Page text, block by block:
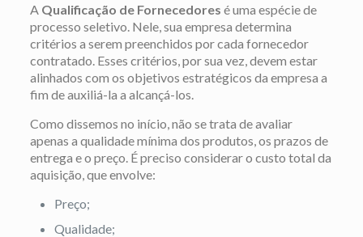
A Qualificação de Fornecedores é uma espécie de
processo seletivo. Nele, sua empresa determina
critérios a serem preenchidos por cada fornecedor
contratado. Esses critérios, por sua vez, devem estar
alinhados com os objetivos estratégicos da empresa a
fim de auxiliá-la a alcançá-los.
Como dissemos no início, não se trata de avaliar
apenas a qualidade mínima dos produtos, os prazos de
entrega e o preço. É preciso considerar o custo total da
aquisição, que envolve:
Preço;
Qualidade;